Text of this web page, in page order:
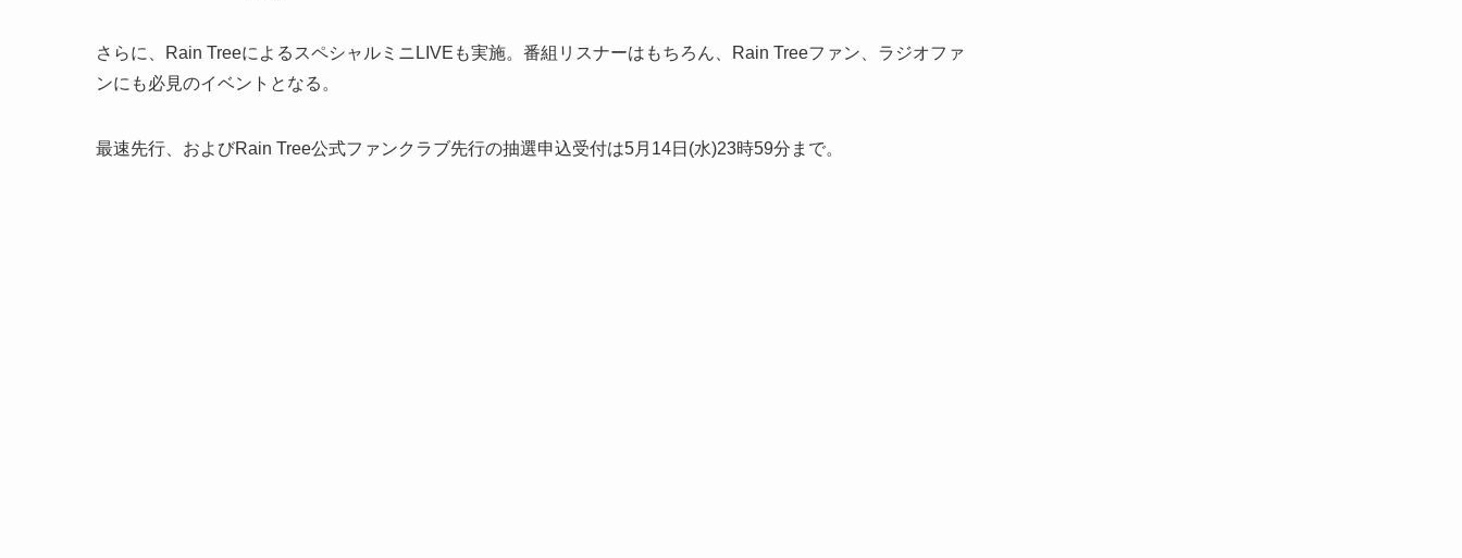
さらに、Rain TreeによるスペシャルミニLIVEも実施。番組リスナーはもちろん、Rain Treeファン、ラジオファ
ンにも必見のイベントとなる。
最速先行、およびRain Tree公式ファンクラブ先行の抽選申込受付は5月14日(水)23時59分まで。